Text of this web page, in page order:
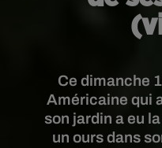
Ce dimanche
Américaine qui
son jardin a eu
un ours dans